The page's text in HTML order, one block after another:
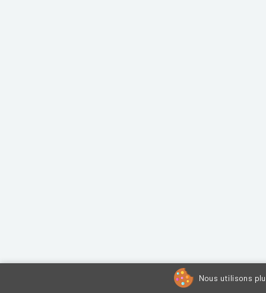
Nous utilisons